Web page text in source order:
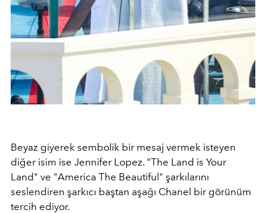
Beyaz giyerek sembolik bir mesaj vermek isteyen
diğer isim ise Jennifer Lopez. "The Land is Your
Land" ve "America The Beautiful" şarkılarını
seslendiren şarkıcı baştan aşağı Chanel bir görünüm
tercih ediyor.